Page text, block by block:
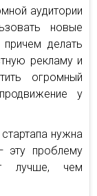
аудитории
новые
причем делать
рекламу и
огромный
у
нужна
эту проблему
лучше, чем